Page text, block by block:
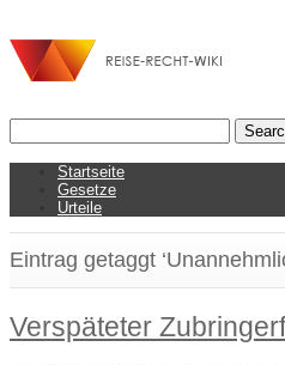
Startseite
Gesetze
Urteile
Eintrag getaggt
Verspäteter